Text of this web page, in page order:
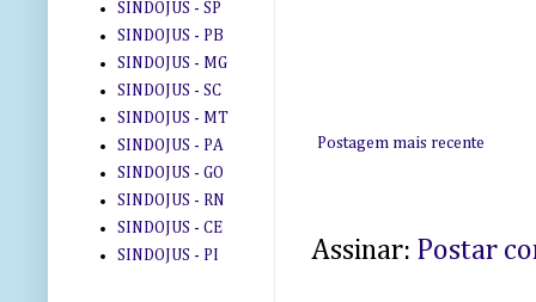
Postagem mais recente
Assinar: Postar
SINDOJUS - SP
SINDOJUS - PB
SINDOJUS - MG
SINDOJUS - SC
SINDOJUS - MT
SINDOJUS - PA
SINDOJUS - GO
SINDOJUS - RN
SINDOJUS - CE
SINDOJUS - PI